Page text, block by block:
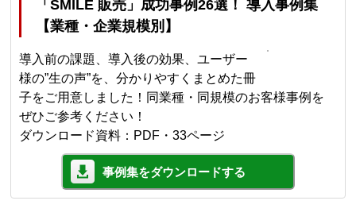
「SMILE 販売」成功事例26選！ 導入事例集
【業種・企業規模別】
導入前の課題、導入後の効果、ユーザー
様の”生の声”を、分かりやすくまとめた冊
子をご用意しました！同業種・同規模のお客様事例を
ぜひご参考ください！
ダウンロード資料：PDF・33ページ
事例集をダウンロードする